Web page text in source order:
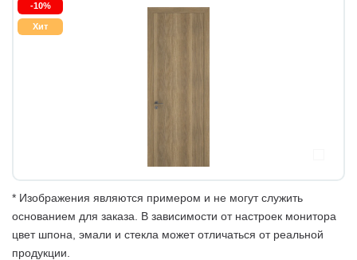
-10%
Хит
* Изображения являются примером и не могут служить
основанием для заказа. В зависимости от настроек монитора
цвет шпона, эмали и стекла может отличаться от реальной
продукции.